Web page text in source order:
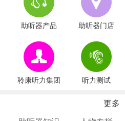
助听器产品 助听器门店
聆康听力集团 听力测试
更多